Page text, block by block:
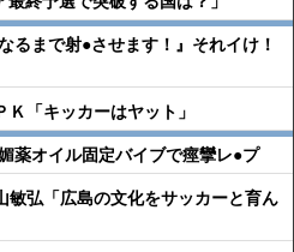
るまで射●︎させます！』それイけ！
「キッカーはヤット」
薬オイル固定バイブで痙攣レ●︎プ
弘「広島の文化をサッカーと育ん